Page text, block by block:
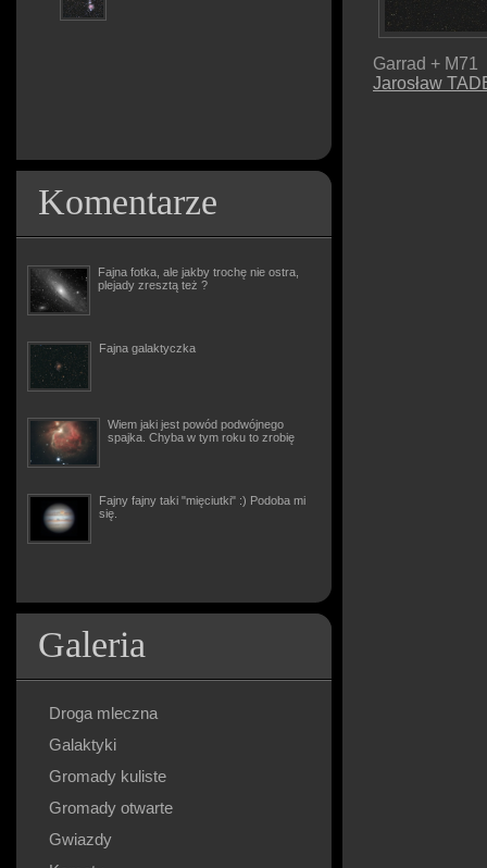
Komentarze
Fajna fotka, ale jakby trochę nie ostra,
plejady zresztą też ?
Fajna galaktyczka
Wiem jaki jest powód podwójnego
spajka. Chyba w tym roku to zrobię
Fajny fajny taki "mięciutki" :) Podoba mi
się.
Galeria
Droga mleczna
Galaktyki
Gromady kuliste
Gromady otwarte
Gwiazdy
Garrad + M71
Jarosław